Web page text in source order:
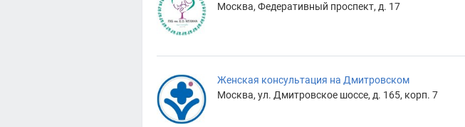
Москва, Федеративный проспект, д. 17
Женская консультация на Дмитровском
Москва, ул. Дмитровское шоссе, д. 165, корп. 7